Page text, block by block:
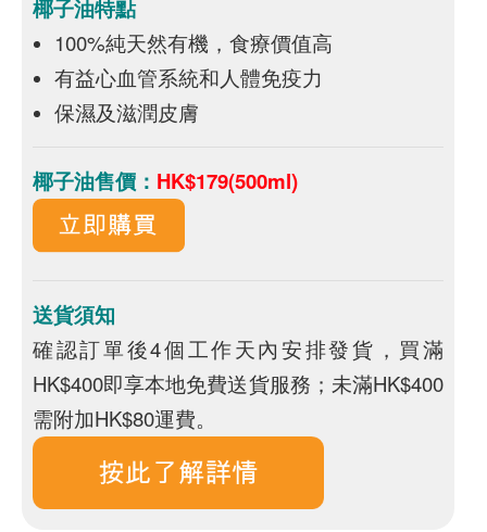
椰子油特點
100%純天然有機，食療價值高
有益心血管系統和人體免疫力
保濕及滋潤皮膚
椰子油售價： HK$179(500ml)
送貨須知
確認訂單後4個工作天內安排發貨，買滿
HK$400即享本地免費送貨服務；未滿HK$400
需附加HK$80運費。